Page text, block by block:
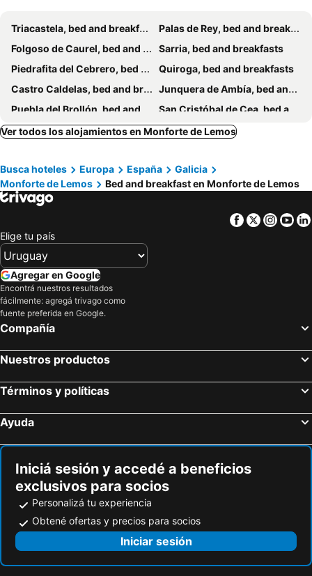
Triacastela, bed and breakfasts
Palas de Rey, bed and breakfasts
Folgoso de Caurel, bed and breakfasts
Sarria, bed and breakfasts
Piedrafita del Cebrero, bed and breakfasts
Quiroga, bed and breakfasts
Castro Caldelas, bed and breakfasts
Junquera de Ambía, bed and breakfasts
Puebla del Brollón, bed and breakfasts
San Cristóbal de Cea, bed and breakfasts
Puebla de Trives, bed and breakfasts
Junquera de Espadañedo, bed and breakfasts
Laroco, bed and breakfasts
Dozón, bed and breakfasts
Taboada, bed and breakfasts
Becerreá, bed and breakfasts
Esgos, bed and breakfasts
Maceda, bed and breakfasts
Saviñao, bed and breakfasts
Ver todos los alojamientos en Monforte de Lemos
Busca hoteles Europa España
Galicia
Monforte de Lemos
Bed and breakfast en Monforte de Lemos
Facebook
Twitter
Elige tu país
Agregar en Google
Encontrá nuestros resultados
fácilmente: agregá trivago como
fuente preferida en Google.
Compañía
Nuestros productos
Términos y políticas
Ayuda
Iniciá sesión y accedé a beneficios
exclusivos para socios
Personalizá tu experiencia
Obtené ofertas y precios para socios
Iniciar sesión